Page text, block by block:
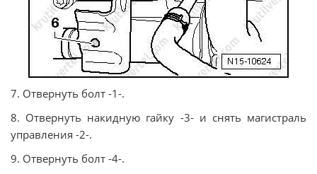
7. Отвернуть болт -1-.
8. Отвернуть накидную гайку -3- и снять магистраль
управления -2-.
9. Отвернуть болт -4-.